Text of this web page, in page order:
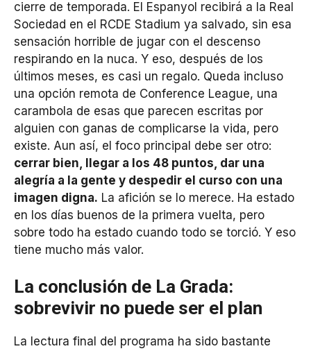
cierre de temporada. El Espanyol recibirá a la Real
Sociedad en el RCDE Stadium ya salvado, sin esa
sensación horrible de jugar con el descenso
respirando en la nuca. Y eso, después de los
últimos meses, es casi un regalo. Queda incluso
una opción remota de Conference League, una
carambola de esas que parecen escritas por
alguien con ganas de complicarse la vida, pero
existe. Aun así, el foco principal debe ser otro:
cerrar bien, llegar a los 48 puntos, dar una
alegría a la gente y despedir el curso con una
imagen digna. La afición se lo merece. Ha estado
en los días buenos de la primera vuelta, pero
sobre todo ha estado cuando todo se torció. Y eso
tiene mucho más valor.
La conclusión de La Grada:
sobrevivir no puede ser el plan
La lectura final del programa ha sido bastante